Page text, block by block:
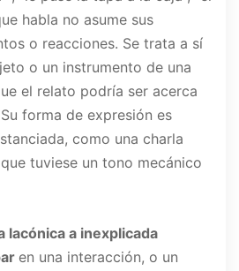
habla no asume sus
o reacciones. Se trata a sí
o un instrumento de una
el relato podría ser acerca
forma de expresión es
como una charla
tuviese un tono mecánico
lacónica a inexplicada
en una interacción, o un